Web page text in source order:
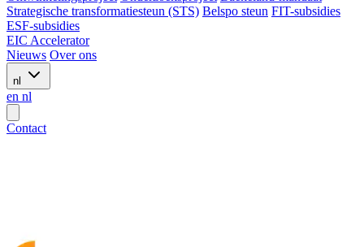
Strategische transformatiesteun (STS) Belspo steun FIT-subsidies
ESF-subsidies
EIC Accelerator
Nieuws Over ons
nl
en nl
Contact